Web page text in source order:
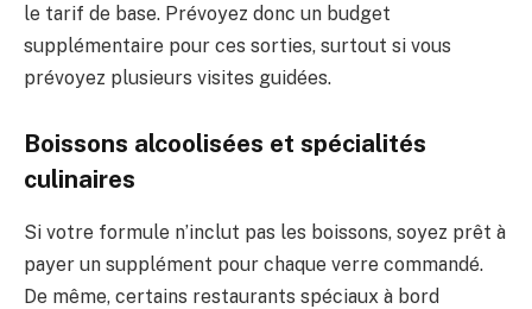
le tarif de base. Prévoyez donc un budget
supplémentaire pour ces sorties, surtout si vous
prévoyez plusieurs visites guidées.
Boissons alcoolisées et spécialités
culinaires
Si votre formule n’inclut pas les boissons, soyez prêt à
payer un supplément pour chaque verre commandé.
De même, certains restaurants spéciaux à bord